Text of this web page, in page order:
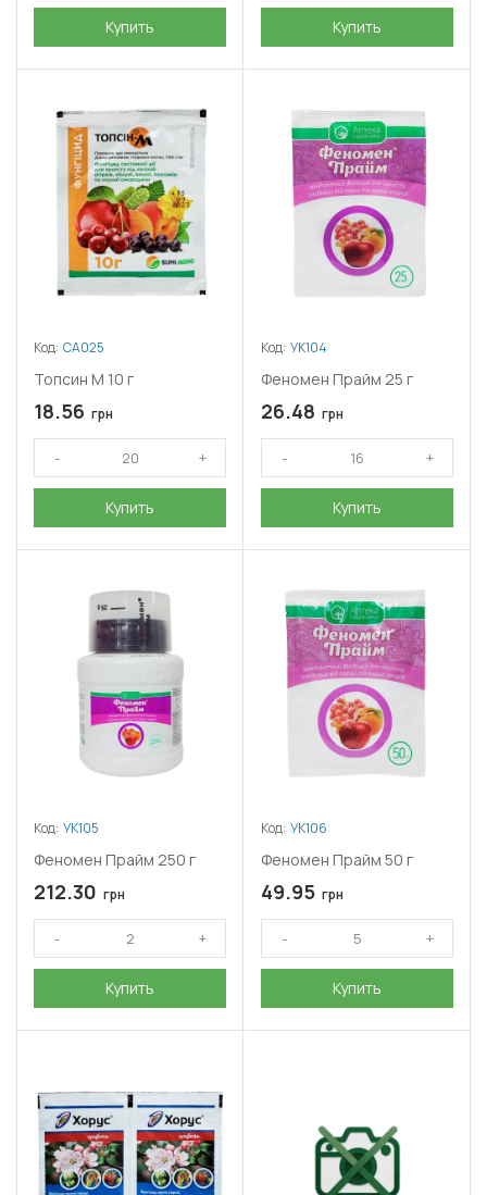
Купить Купить
Код: СА025
Топсин М 10 г
18.56 грн
Купить
Код: УК104
Феномен Прайм 25 г
26.48 грн
Купить
Код: УК105
Феномен Прайм 250 г
212.30 грн
Купить
Код: УК106
Феномен Прайм 50 г
49.95 грн
Купить